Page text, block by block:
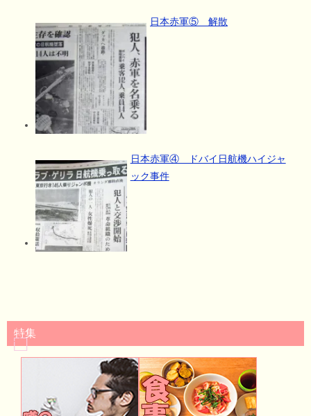
日本赤軍⑤ 解散
日本赤軍④ ドバイ日航機ハイジャ
ック事件
特集